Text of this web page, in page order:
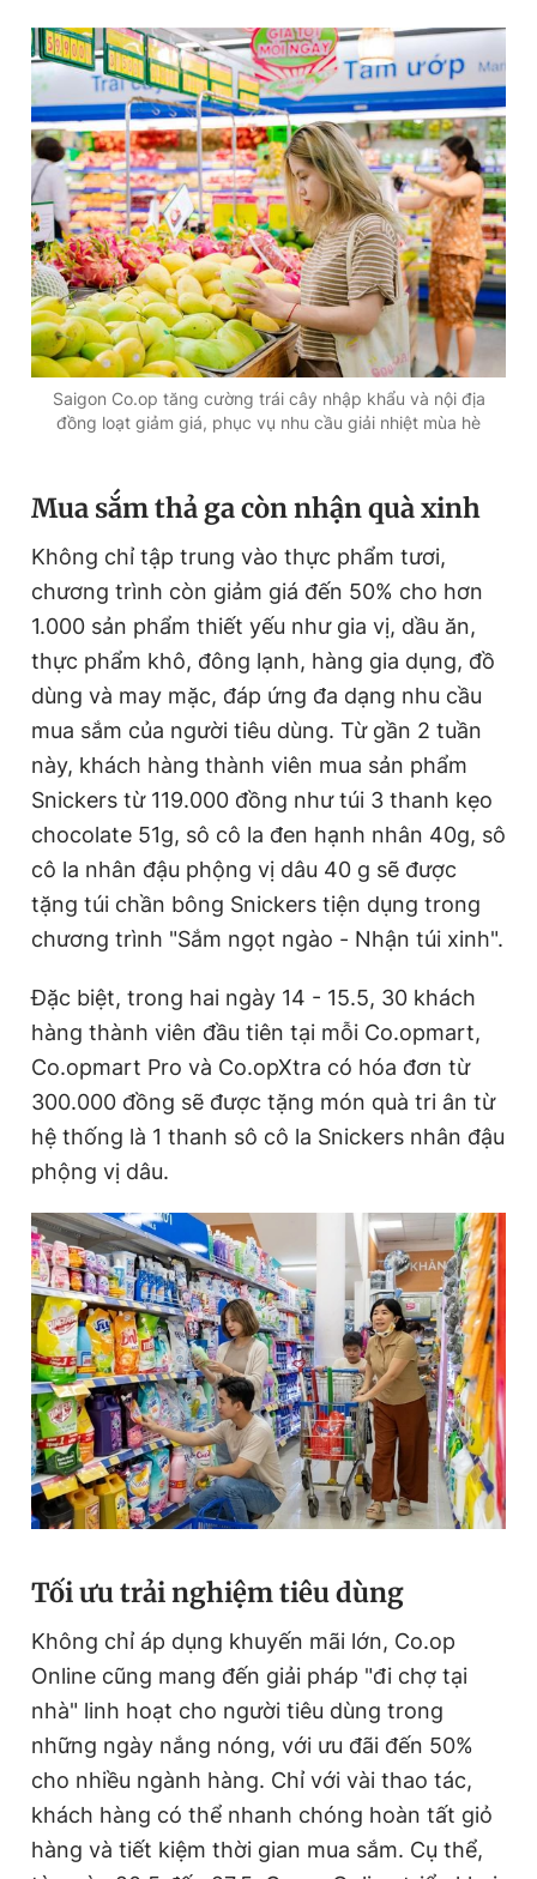
Saigon Co.op tăng cường trái cây nhập khẩu và nội địa
đồng loạt giảm giá, phục vụ nhu cầu giải nhiệt mùa hè
Mua sắm thả ga còn nhận quà xinh
Không chỉ tập trung vào thực phẩm tươi,
chương trình còn giảm giá đến 50% cho hơn
1.000 sản phẩm thiết yếu như gia vị, dầu ăn,
thực phẩm khô, đông lạnh, hàng gia dụng, đồ
dùng và may mặc, đáp ứng đa dạng nhu cầu
mua sắm của người tiêu dùng. Từ gần 2 tuần
này, khách hàng thành viên mua sản phẩm
Snickers từ 119.000 đồng như túi 3 thanh kẹo
chocolate 51g, sô cô la đen hạnh nhân 40g, sô
cô la nhân đậu phộng vị dâu 40 g sẽ được
tặng túi chần bông Snickers tiện dụng trong
chương trình "Sắm ngọt ngào - Nhận túi xinh".
Đặc biệt, trong hai ngày 14 - 15.5, 30 khách
hàng thành viên đầu tiên tại mỗi Co.opmart,
Co.opmart Pro và Co.opXtra có hóa đơn từ
300.000 đồng sẽ được tặng món quà tri ân từ
hệ thống là 1 thanh sô cô la Snickers nhân đậu
phộng vị dâu.
Tối ưu trải nghiệm tiêu dùng
Không chỉ áp dụng khuyến mãi lớn, Co.op
Online cũng mang đến giải pháp "đi chợ tại
nhà" linh hoạt cho người tiêu dùng trong
những ngày nắng nóng, với ưu đãi đến 50%
cho nhiều ngành hàng. Chỉ với vài thao tác,
khách hàng có thể nhanh chóng hoàn tất giỏ
hàng và tiết kiệm thời gian mua sắm. Cụ thể,